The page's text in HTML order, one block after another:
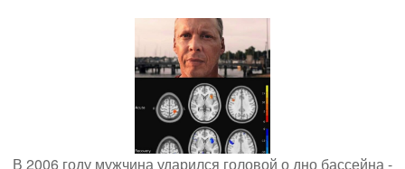
В 2006 году мужчина ударился головой о дно бассейна -